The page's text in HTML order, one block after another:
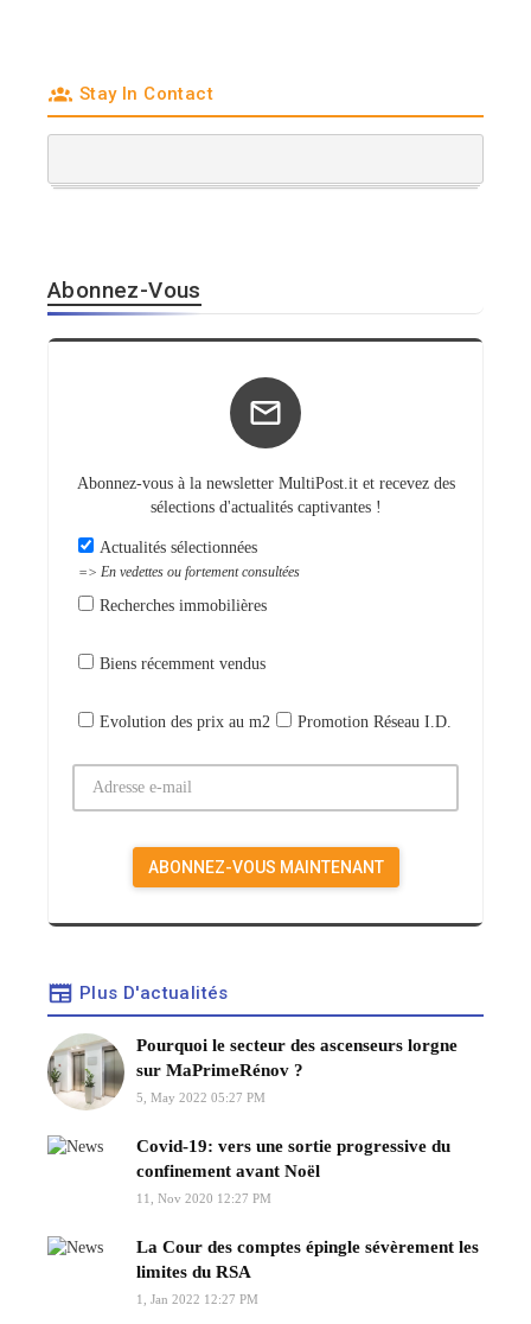
Stay In Contact
Abonnez-Vous
Abonnez-vous à la newsletter MultiPost.it et recevez des
sélections d'actualités captivantes !
Actualités sélectionnées
=> En vedettes ou fortement consultées
Recherches immobilières
Biens récemment vendus
Evolution des prix au m2 Promotion Réseau I.D.
Plus D'actualités
Pourquoi le secteur des ascenseurs lorgne
sur MaPrimeRénov ?
5, May 2022 05:27 PM
Covid-19: vers une sortie progressive du
confinement avant Noël
11, Nov 2020 12:27 PM
La Cour des comptes épingle sévèrement les
limites du RSA
1, Jan 2022 12:27 PM